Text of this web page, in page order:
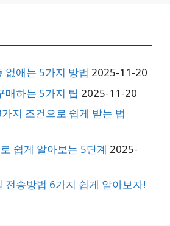
없애는 5가지 방법 2025-11-20
매하는 5가지 팁 2025-11-20
지 조건으로 쉽게 받는 법
쉽게 알아보는 5단계 2025-
전송방법 6가지 쉽게 알아보자!